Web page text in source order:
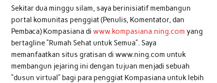
Sekitar dua minggu silam, saya berinisiatif membangun
portal komunitas penggiat (Penulis, Komentator, dan
Pembaca) Kompasiana di www.kompasiana.ning.com yang
bertagline “Rumah Sehat untuk Semua”. Saya
memanfaatkan situs gratisan di www.ning.com untuk
membangun jejaring ini dengan tujuan menjadi sebuah
“dusun virtual” bagi para penggiat Kompasiana untuk lebih